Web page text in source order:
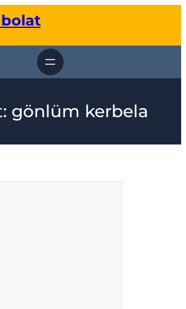
gönlüm kerbela